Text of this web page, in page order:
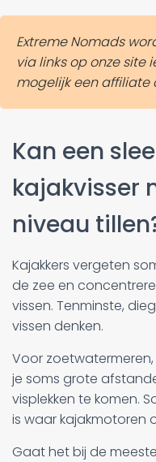
Extreme Nomads
via links op onze site
mogelijk een affiliate
Kan een
kajakvisser
niveau
Kajakkers vergeten
de zee en
vissen. Tenminste,
vissen denken.
Voor
je soms grote
visplekken te komen.
is waar kajakmotoren
Gaat het bij de